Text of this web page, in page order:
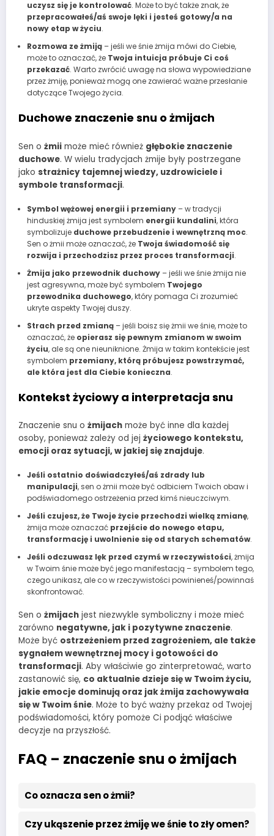
uczysz się je kontrolować. Może to być także znak, że
przepracowałeś/aś swoje lęki i jesteś gotowy/a na
nowy etap w życiu.
Rozmowa ze żmiją– jeśli we śnie żmija mówi do Ciebie,
może to oznaczać, że Twoja intuicja próbuje Ci coś
przekazać. Warto zwrócić uwagę na słowa wypowiedziane
przez żmiję, ponieważ mogą one zawierać ważne przesłanie
dotyczące Twojego życia.
Duchowe znaczenie snu o żmijach
Sen o żmii może mieć również głębokie znaczenie
duchowe. W wielu tradycjach żmije były postrzegane
jako strażnicy tajemnej wiedzy, uzdrowiciele i
symbole transformacji.
Symbol wężowej energii i przemiany– w tradycji
hinduskiej żmija jest symbolem energii kundalini, która
symbolizuje duchowe przebudzenie i wewnętrzną moc.
Sen o żmii może oznaczać, że Twoja świadomość się
rozwija i przechodzisz przez proces transformacji.
Żmija jako przewodnik duchowy– jeśli we śnie żmija nie
jest agresywna, może być symbolem Twojego
przewodnika duchowego, który pomaga Ci zrozumieć
ukryte aspekty Twojej duszy.
Strach przed zmianą– jeśli boisz się żmii we śnie, może to
oznaczać, że opierasz się pewnym zmianom w swoim
życiu, ale są one nieuniknione. Żmija w takim kontekście jest
symbolem przemiany, którą próbujesz powstrzymać,
ale która jest dla Ciebie konieczna.
Kontekst życiowy a interpretacja snu
Znaczenie snu o żmijach może być inne dla każdej
osoby, ponieważ zależy od jej życiowego kontekstu,
emocji oraz sytuacji, w jakiej się znajduje.
Jeśli ostatnio doświadczyłeś/aś zdrady lub
manipulacji, sen o żmii może być odbiciem Twoich obaw i
podświadomego ostrzeżenia przed kimś nieuczciwym.
Jeśli czujesz, że Twoje życie przechodzi wielką zmianę,
żmija może oznaczać przejście do nowego etapu,
transformację i uwolnienie się od starych schematów.
Jeśli odczuwasz lęk przed czymś w rzeczywistości, żmija
w Twoim śnie może być jego manifestacją – symbolem tego,
czego unikasz, ale co w rzeczywistości powinieneś/powinnaś
skonfrontować.
Sen o żmijach jest niezwykle symboliczny i może mieć
zarówno negatywne, jak i pozytywne znaczenie.
Może być ostrzeżeniem przed zagrożeniem, ale także
sygnałem wewnętrznej mocy i gotowości do
transformacji. Aby właściwie go zinterpretować, warto
zastanowić się, co aktualnie dzieje się w Twoim życiu,
jakie emocje dominują oraz jak żmija zachowywała
się w Twoim śnie. Może to być ważny przekaz od Twojej
podświadomości, który pomoże Ci podjąć właściwe
decyzje na przyszłość.
FAQ – znaczenie snu o żmijach
Co oznacza sen o żmii?
Czy ukąszenie przez żmiję we śnie to zły omen?